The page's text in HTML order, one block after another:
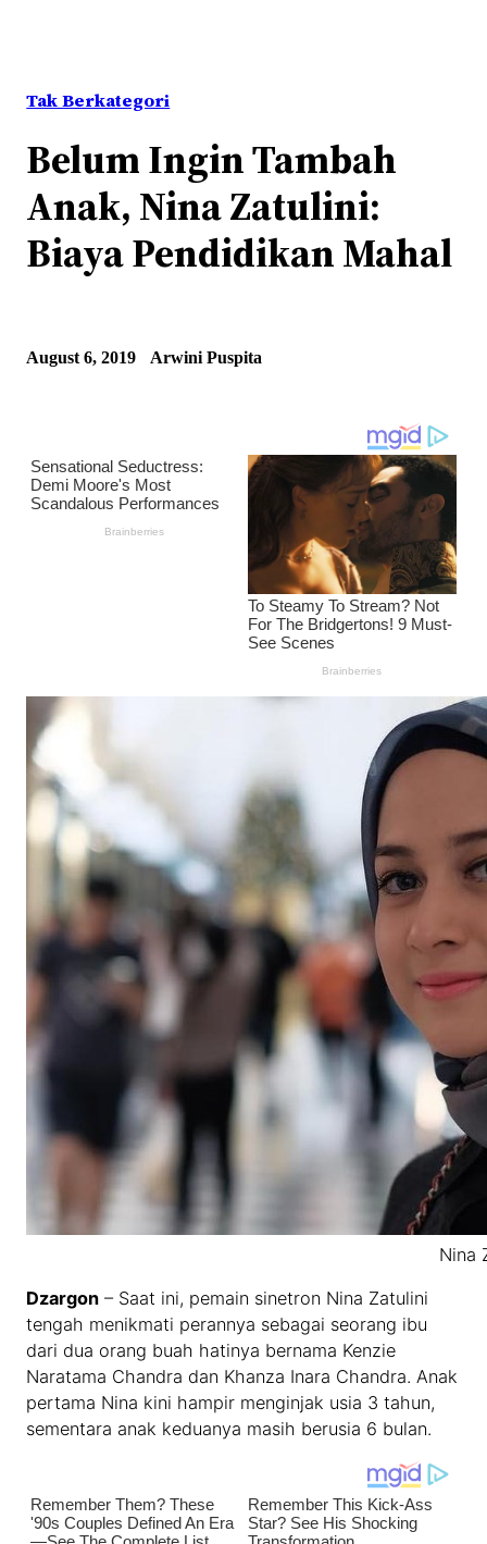
Tak Berkategori
Belum Ingin Tambah
Anak, Nina Zatulini:
Biaya Pendidikan Mahal
August 6, 2019 Arwini Puspita
Nina
Dzargon – Saat ini, pemain sinetron Nina Zatulini
tengah menikmati perannya sebagai seorang ibu
dari dua orang buah hatinya bernama Kenzie
Naratama Chandra dan Khanza Inara Chandra. Anak
pertama Nina kini hampir menginjak usia 3 tahun,
sementara anak keduanya masih berusia 6 bulan.